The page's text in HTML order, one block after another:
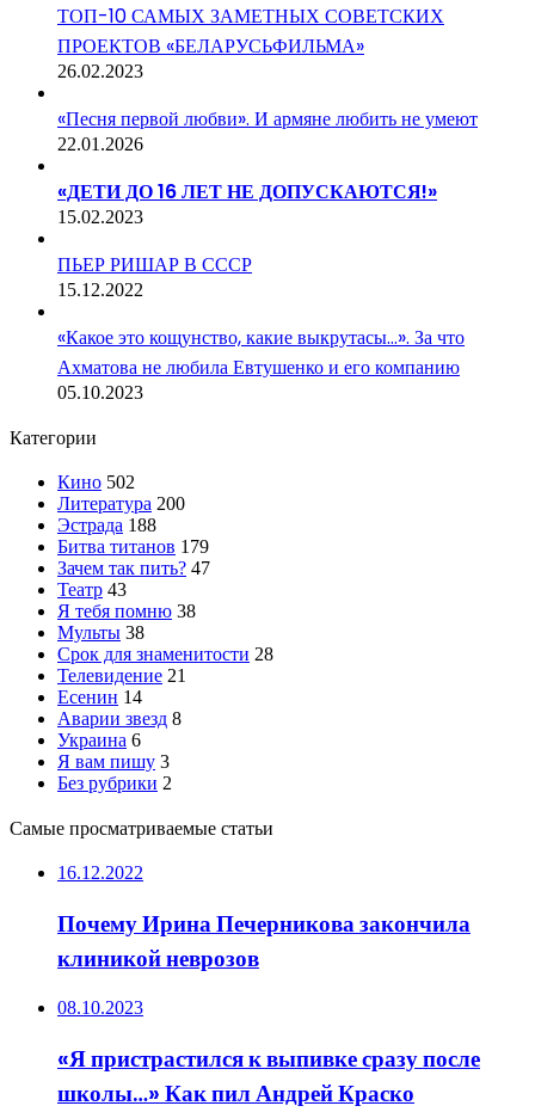
ТОП-10 САМЫХ ЗАМЕТНЫХ СОВЕТСКИХ
ПРОЕКТОВ «БЕЛАРУСЬФИЛЬМА»
26.02.2023
«Песня первой любви». И армяне любить не умеют
22.01.2026
«ДЕТИ ДО 16 ЛЕТ НЕ ДОПУСКАЮТСЯ!»
15.02.2023
ПЬЕР РИШАР В СССР
15.12.2022
«Какое это кощунство, какие выкрутасы…». За что
Ахматова не любила Евтушенко и его компанию
05.10.2023
Категории
Кино 502
Литература 200
Эстрада 188
Битва титанов 179
Зачем так пить? 47
Театр 43
Я тебя помню 38
Мульты 38
Срок для знаменитости 28
Телевидение 21
Есенин 14
Аварии звезд 8
Украина 6
Я вам пишу 3
Без рубрики 2
Самые просматриваемые статьи
16.12.2022
Почему Ирина Печерникова закончила
клиникой неврозов
08.10.2023
«Я пристрастился к выпивке сразу после
школы…» Как пил Андрей Краско